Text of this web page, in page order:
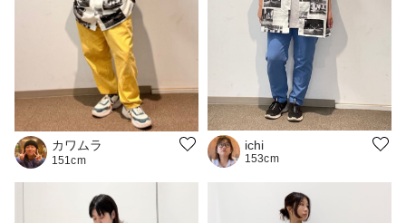
カワムラ
151cm
ichi
153cm